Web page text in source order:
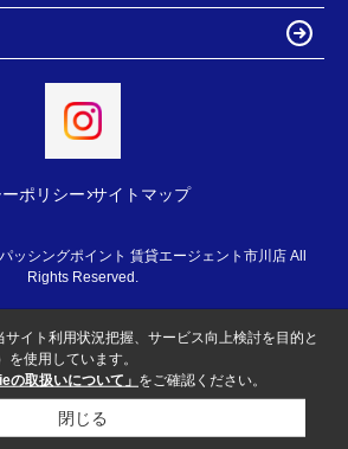
ポリシー サイトマップ
ッシングポイント 賃貸エージェント市川店 All
Rights Reserved.
イト利用状況把握、サービス向上検討を目的と
使用しています。
の取扱いについて」 をご確認ください。
閉じる